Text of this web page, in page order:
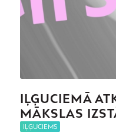
IĻĢUCIEMĀ
MĀKSLAS
IĻĢUCIEMS